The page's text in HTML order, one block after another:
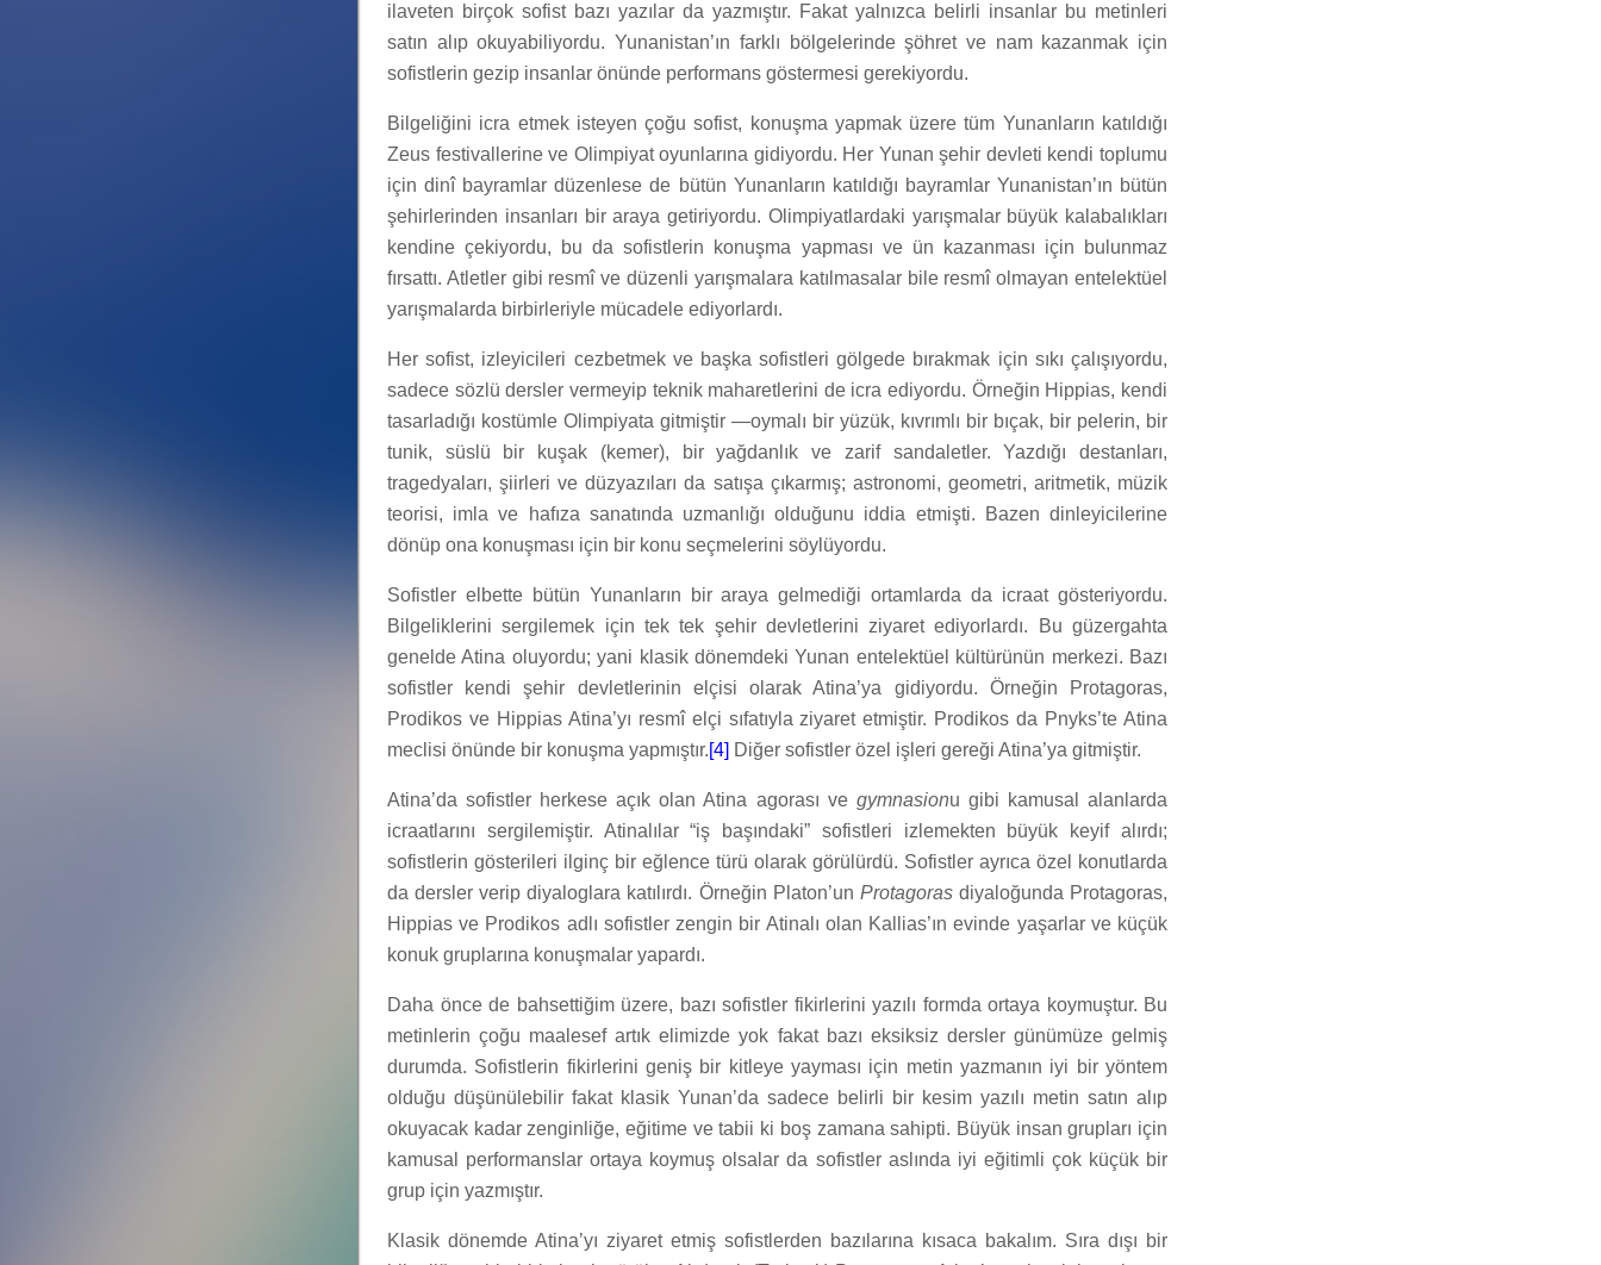
ilaveten birçok sofist bazı yazılar da yazmıştır. Fakat yalnızca belirli insanlar bu metinleri
satın alıp okuyabiliyordu. Yunanistan’ın farklı bölgelerinde şöhret ve nam kazanmak için
sofistlerin gezip insanlar önünde performans göstermesi gerekiyordu.
Bilgeliğini icra etmek isteyen çoğu sofist, konuşma yapmak üzere tüm Yunanların katıldığı
Zeus festivallerine ve Olimpiyat oyunlarına gidiyordu. Her Yunan şehir devleti kendi toplumu
için dinî bayramlar düzenlese de bütün Yunanların katıldığı bayramlar Yunanistan’ın bütün
şehirlerinden insanları bir araya getiriyordu. Olimpiyatlardaki yarışmalar büyük kalabalıkları
kendine çekiyordu, bu da sofistlerin konuşma yapması ve ün kazanması için bulunmaz
fırsattı. Atletler gibi resmî ve düzenli yarışmalara katılmasalar bile resmî olmayan entelektüel
yarışmalarda birbirleriyle mücadele ediyorlardı.
Her sofist, izleyicileri cezbetmek ve başka sofistleri gölgede bırakmak için sıkı çalışıyordu,
sadece sözlü dersler vermeyip teknik maharetlerini de icra ediyordu. Örneğin Hippias, kendi
tasarladığı kostümle Olimpiyata gitmiştir —oymalı bir yüzük, kıvrımlı bir bıçak, bir pelerin, bir
tunik, süslü bir kuşak (kemer), bir yağdanlık ve zarif sandaletler. Yazdığı destanları,
tragedyaları, şiirleri ve düzyazıları da satışa çıkarmış; astronomi, geometri, aritmetik, müzik
teorisi, imla ve hafıza sanatında uzmanlığı olduğunu iddia etmişti. Bazen dinleyicilerine
dönüp ona konuşması için bir konu seçmelerini söylüyordu.
Sofistler elbette bütün Yunanların bir araya gelmediği ortamlarda da icraat gösteriyordu.
Bilgeliklerini sergilemek için tek tek şehir devletlerini ziyaret ediyorlardı. Bu güzergahta
genelde Atina oluyordu; yani klasik dönemdeki Yunan entelektüel kültürünün merkezi. Bazı
sofistler kendi şehir devletlerinin elçisi olarak Atina’ya gidiyordu. Örneğin Protagoras,
Prodikos ve Hippias Atina’yı resmî elçi sıfatıyla ziyaret etmiştir. Prodikos da Pnyks’te Atina
meclisi önünde bir konuşma yapmıştır.[4] Diğer sofistler özel işleri gereği Atina’ya gitmiştir.
Atina’da sofistler herkese açık olan Atina agorası ve gymnasionu gibi kamusal alanlarda
icraatlarını sergilemiştir. Atinalılar “iş başındaki” sofistleri izlemekten büyük keyif alırdı;
sofistlerin gösterileri ilginç bir eğlence türü olarak görülürdü. Sofistler ayrıca özel konutlarda
da dersler verip diyaloglara katılırdı. Örneğin Platon’un Protagorasdiyaloğunda Protagoras,
Hippias ve Prodikos adlı sofistler zengin bir Atinalı olan Kallias’ın evinde yaşarlar ve küçük
konuk gruplarına konuşmalar yapardı.
Daha önce de bahsettiğim üzere, bazı sofistler fikirlerini yazılı formda ortaya koymuştur. Bu
metinlerin çoğu maalesef artık elimizde yok fakat bazı eksiksiz dersler günümüze gelmiş
durumda. Sofistlerin fikirlerini geniş bir kitleye yayması için metin yazmanın iyi bir yöntem
olduğu düşünülebilir fakat klasik Yunan’da sadece belirli bir kesim yazılı metin satın alıp
okuyacak kadar zenginliğe, eğitime ve tabii ki boş zamana sahipti. Büyük insan grupları için
kamusal performanslar ortaya koymuş olsalar da sofistler aslında iyi eğitimli çok küçük bir
grup için yazmıştır.
Klasik dönemde Atina’yı ziyaret etmiş sofistlerden bazılarına kısaca bakalım. Sıra dışı bir